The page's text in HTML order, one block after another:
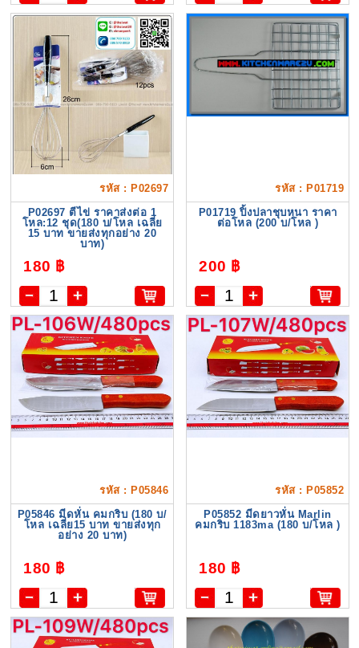
รหัส : P02697
P02697 ตีไข่ ราคาส่งต่อ 1
โหล:12 ชุด(180 บ/โหล เฉลี่ย
15 บาท ขายส่งทุกอย่าง 20
บาท)
180 ฿
รหัส : P01719
P01719 ปิ้งปลาชุบหนา ราคา
ต่อโหล (200 บ/โหล )
200 ฿
รหัส : P05846
P05846 มีดหั่น คมกริบ (180 บ/
โหล เฉลี่ย15 บาท ขายส่งทุก
อย่าง 20 บาท)
180 ฿
รหัส : P05852
P05852 มีดยาวหั่น Marlin
คมกริบ 1183ma (180 บ/โหล )
180 ฿